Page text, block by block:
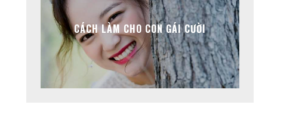
CÁCH LÀM CHO CON GÁI CƯỜI